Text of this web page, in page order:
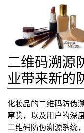
二维码溯源
业带来新的
化妆品的二维码防伪
窜货，以及用户的深
二维码防伪溯源系统